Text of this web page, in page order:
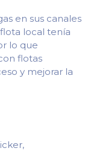
en sus canales
local tenía
lo que
flotas
y mejorar la